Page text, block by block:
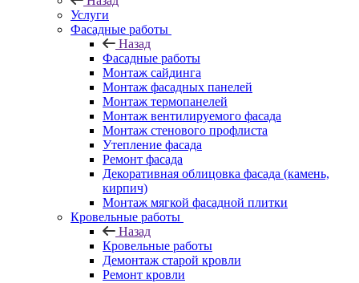
Услуги
Фасадные работы
Назад
Фасадные работы
Монтаж сайдинга
Монтаж фасадных панелей
Монтаж термопанелей
Монтаж вентилируемого фасада
Монтаж стенового профлиста
Утепление фасада
Ремонт фасада
Декоративная облицовка фасада (камень,
кирпич)
Монтаж мягкой фасадной плитки
Кровельные работы
Назад
Кровельные работы
Демонтаж старой кровли
Ремонт кровли